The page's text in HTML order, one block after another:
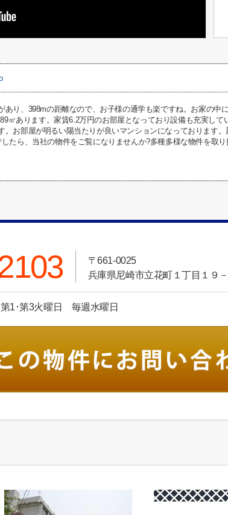
あり、398mの距離なので、お子様の通学も楽ですね。お家の中
㎡あります。家賃6.2万円のお部屋となっており設備も充実し
。お部屋が明るい陽当たりが良いマンションになっております
たら、当社の物件をご覧になりませんか?多種多様な物件を取
〒661-0025
兵庫県尼崎市立花町１丁目１９
1･第3火曜日 毎週水曜日